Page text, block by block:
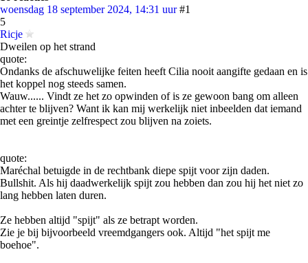
woensdag 18 september 2024, 14:31 uur #1
5
Ricje
Dweilen op het strand
quote:
Ondanks de afschuwelijke feiten heeft Cilia nooit aangifte gedaan en is
het koppel nog steeds samen.
Wauw...... Vindt ze het zo opwinden of is ze gewoon bang om alleen
achter te blijven? Want ik kan mij werkelijk niet inbeelden dat iemand
met een greintje zelfrespect zou blijven na zoiets.
quote:
Maréchal betuigde in de rechtbank diepe spijt voor zijn daden.
Bullshit. Als hij daadwerkelijk spijt zou hebben dan zou hij het niet zo
lang hebben laten duren.
Ze hebben altijd "spijt" als ze betrapt worden.
Zie je bij bijvoorbeeld vreemdgangers ook. Altijd "het spijt me
boehoe".